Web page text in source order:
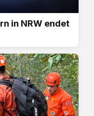
in NRW endet